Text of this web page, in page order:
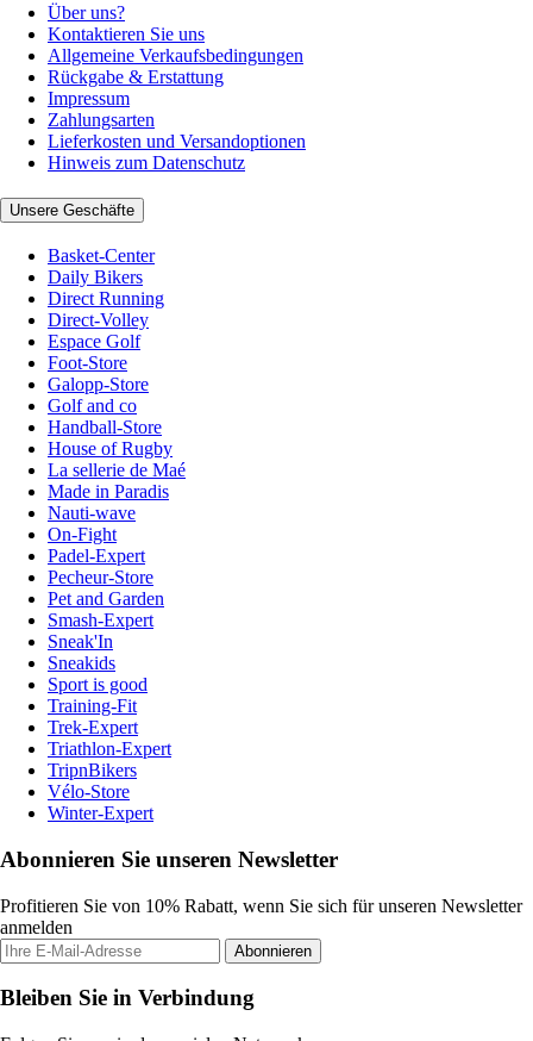
Über uns?
Kontaktieren Sie uns
Allgemeine Verkaufsbedingungen
Rückgabe & Erstattung
Impressum
Zahlungsarten
Lieferkosten und Versandoptionen
Hinweis zum Datenschutz
Unsere Geschäfte
Basket-Center
Daily Bikers
Direct Running
Direct-Volley
Espace Golf
Foot-Store
Galopp-Store
Golf and co
Handball-Store
House of Rugby
La sellerie de Maé
Made in Paradis
Nauti-wave
On-Fight
Padel-Expert
Pecheur-Store
Pet and Garden
Smash-Expert
Sneak'In
Sneakids
Sport is good
Training-Fit
Trek-Expert
Triathlon-Expert
TripnBikers
Vélo-Store
Winter-Expert
Abonnieren Sie unseren Newsletter
Profitieren Sie von 10% Rabatt, wenn Sie sich für unseren Newsletter
anmelden
Abonnieren
Bleiben Sie in Verbindung